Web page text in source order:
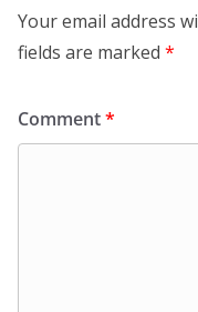
Your email address
fields are marked *
Comment*